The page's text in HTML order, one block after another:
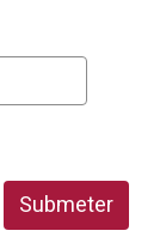
Submeter